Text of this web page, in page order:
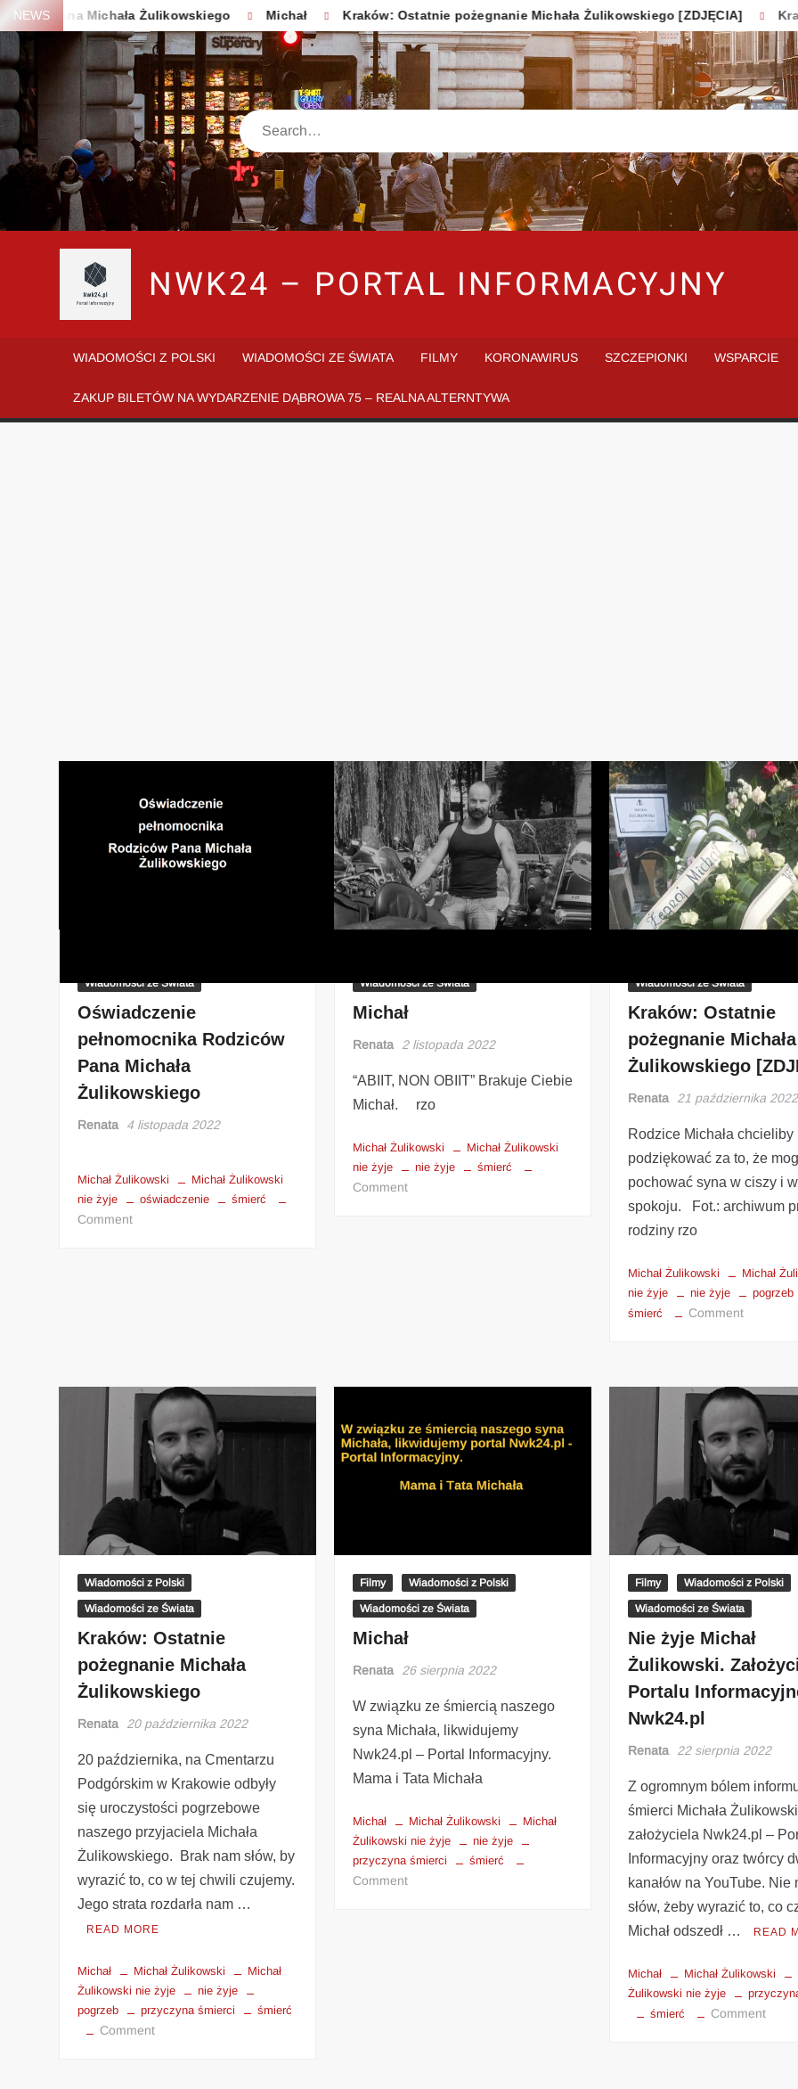
NEWSMichała Żulikowskiego Michał Kraków: Ostatnie pożegnanie Michała Żulikowskiego [ZDJĘCIA] Kraków:
NWK24 – PORTAL INFORMACYJNY
WIADOMOŚCI Z POLSKI WIADOMOŚCI ZE ŚWIATA FILMY KORONAWIRUS SZCZEPIONKI WSPARCIE
ZAKUP BILETÓW NA WYDARZENIE DĄBROWA 75 – REALNA ALTERNTYWA
Wiadomości ze Świata
Oświadczenie
pełnomocnika Rodziców
Pana Michała
Żulikowskiego
Renata 4 listopada 2022
Michał Żulikowski
Michał Żulikowski
nie żyje
oświadczenie śmierć
Comment
Wiadomości ze Świata
Michał
Renata 2 listopada 2022
“ABIIT, NON OBIIT” Brakuje Ciebie
Michał. rzo
Michał Żulikowski
Michał Żulikowski
nie żyje
nie żyje śmierć
Comment
Wiadomości ze Świata
Kraków: Ostatnie
pożegnanie Michała
Żulikowskiego
Renata 21 października 2022
Rodzice Michała chcieliby
podziękować za to, że
pochować syna w ciszy i w
spokoju. Fot.: archiwum
rodziny rzo
Michał Żulikowski
Michał
nie żyje
nie żyje
pogrzeb
śmierć
Comment
Wiadomości z Polski
Wiadomości ze Świata
Kraków: Ostatnie
pożegnanie Michała
Żulikowskiego
Renata 20 października 2022
20 października, na Cmentarzu
Podgórskim w Krakowie odbyły
się uroczystości pogrzebowe
naszego przyjaciela Michała
Żulikowskiego. Brak nam słów, by
wyrazić to, co w tej chwili czujemy.
Jego strata rozdarła nam …
READ MORE
Michał Michał Żulikowski
Michał
Żulikowski nie żyje
nie żyje
pogrzeb
przyczyna śmierci śmierć
Comment
Filmy Wiadomości z Polski
Wiadomości ze Świata
Michał
Renata 26 sierpnia 2022
W związku ze śmiercią naszego
syna Michała, likwidujemy
Nwk24.pl – Portal Informacyjny.
Mama i Tata Michała
Michał Michał Żulikowski
Michał
Żulikowski nie żyje
nie żyje
przyczyna śmierci
śmierć
Comment
Filmy Wiadomości z Polski
Wiadomości ze Świata
Nie żyje Michał
Żulikowski.
Portalu
Nwk24.pl
Renata 22 sierpnia 2022
Z ogromnym bólem
śmierci Michała
założyciela Nwk24.pl –
Informacyjny oraz twórcy
kanałów na YouTube. Nie
słów, żeby wyrazić to, co
Michał odszedł …
READ
Michał Michał Żulikowski
Żulikowski nie żyje
śmierć
Comment